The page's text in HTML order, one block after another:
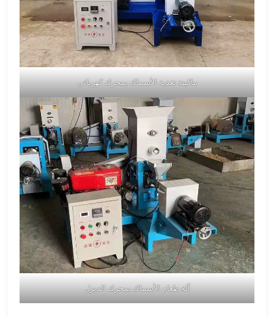
ماكينة تغذية الأسماك بمحرك كهربائي
آلة طعام الأسماك بمحرك الديزل